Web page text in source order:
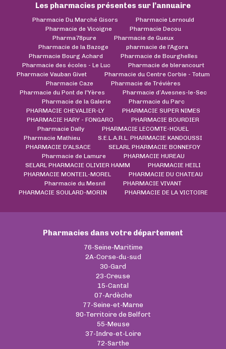
Les pharmacies présentes sur l’annuaire
Pharmacie Du Marché Gisors
Pharmacie Lernould
Pharmacie de Vicoigne
Pharmacie Decou
Pharma78pure
Pharmacie de Gueux
Pharmacie de la Bazoge
pharmacie de l'Agora
Pharmacie Bourg Achard
Pharmacie de Bourghelles
Pharmacie des écoles - Le Luc
Pharmacie de blerancourt
Pharmacie Vauban Givet
Pharmacie du Centre Corbie - Totum
Pharmacie Caze
Pharmacie de Trévières
Pharmacie du Pont de l'Yères
Pharmacie d’Avesnes-le-Sec
Pharmacie de la Galerie
Pharmacie du Parc
PHARMACIE CHEVALIER-LY
PHARMACIE SUPER NIMES
PHARMACIE HARY - FONGARO
PHARMACIE BOURDIER
Pharmacie Dally
PHARMACIE LECOMTE-HOUEL
Pharmacie Mathieu
S.E.L.A.R.L. PHARMACIE KANDOUSSI
PHARMACIE D'ALSACE
SELARL PHARMACIE BONNEFOY
Pharmacie de Lamure
PHARMACIE HUREAU
SELARL PHARMACIE OLIVIER HAMM
PHARMACIE HEILI
PHARMACIE MONTEIL-MOREL
PHARMACIE DU CHATEAU
Pharmacie du Mesnil
PHARMACIE VIVANT
PHARMACIE SOULARD-MORIN
PHARMACIE DE LA VICTOIRE
Pharmacies dans votre département
76-Seine-Maritime
2A-Corse-du-sud
30-Gard
23-Creuse
15-Cantal
07-Ardèche
77-Seine-et-Marne
90-Territoire de Belfort
55-Meuse
37-Indre-et-Loire
72-Sarthe